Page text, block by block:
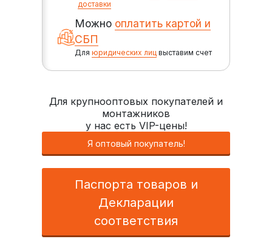
доставки
Можно оплатить картой и
СБП
Дляюридических лиц выставим счет
Для крупнооптовых покупателей и
монтажников
у нас есть VIP-цены!
Я оптовый покупатель!
Паспорта товаров и
Декларации
соответствия